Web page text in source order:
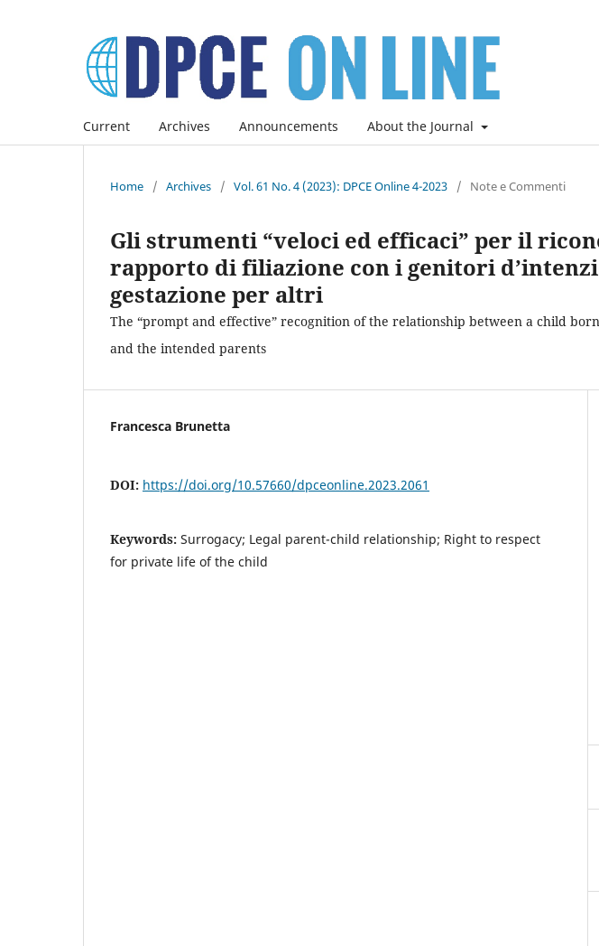
Current Archives Announcements About the Journal
Home / Archives / Vol. 61 No. 4 (2023): DPCE Online 4-2023 / Note e Commenti
Gli strumenti “veloci ed efficaci” per il
rapporto di filiazione con i genitori
gestazione per altri
The “prompt and effective” recognition of the relationship between a child
and the intended parents
Francesca Brunetta
DOI: https://doi.org/10.57660/dpceonline.2023.2061
Keywords: Surrogacy; Legal parent-child relationship; Right to respect
for private life of the child